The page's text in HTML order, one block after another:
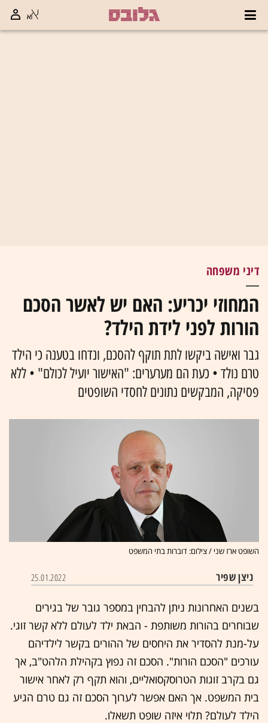
דיני משפחה
המחוזי יכריע: האם יש לאשר הסכם
הורות לפני לידת הילד?
גבר ואישה ביקשו לתת תוקף להסכם, ונדחו בטענה כי הילד
טרם נולד • כעת הם מערערים: "האישור יועיל לכולם" • ללא
פסיקה, המבקשים נתונים לחסדי השופטים
השופט ארז שני / צילום: דוברות בתי המשפט
ניצן שפיר 25.01.2022
בשנים האחרונות ניתן להבחין במספר גובר של בגירים
שבוחרים בהורות משותפת - הבאת ילד לעולם ללא קשר זוגי.
על-מנת להסדיר את היחסים של ההורים בקשר לילדיהם
עורכים "הסכם הורות". הסכם זה נפוץ בקהילת הלהט"ב, אך
גם בקרב זוגות הטרוסקסואליים, והוא תקף רק לאחר אישור
בית המשפט. אך האם אפשר לערוך הסכם זה גם טרם הגיע
הילד לעולם? תלוי איזה שופט תשאלו.